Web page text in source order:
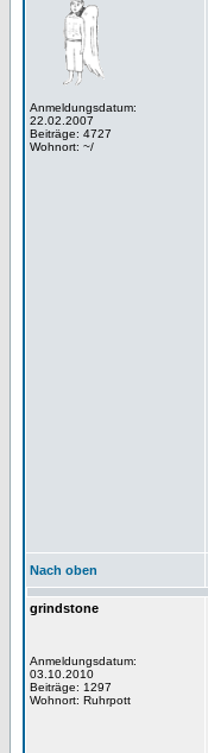
Anmeldungsdatum:
22.02.2007
Beiträge: 4727
Wohnort: ~/
Nach oben
grindstone
Anmeldungsdatum:
03.10.2010
Beiträge: 1297
Wohnort: Ruhrpott